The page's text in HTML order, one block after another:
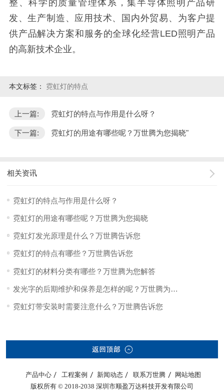
整、科学的质量管理体系，集半导体照明产品研
发、生产制造、应用技术、国内外贸易、为客户提
供产品解决方案和服务的全球化经营LED照明产品
的高新技术企业。
本文标签： 霓虹灯的特点
上一篇: 霓虹灯的特点与作用是什么呀？
下一篇: 霓虹灯的用途有哪些呢？万世腾为您揭晓"
相关资讯
霓虹灯的特点与作用是什么呀？
霓虹灯的用途有哪些呢？万世腾为您揭晓
霓虹灯发光原理是什么？万世腾告诉您
霓虹灯的特点有哪些？万世腾告诉您
霓虹灯的材料分类有哪些？万世腾为您解答
发光字的后期维护和保养是怎样的呢？万世腾为您揭晓
霓虹灯带安装时需要注意什么？万世腾告诉您
产品中心 工程案例 新闻动态 联系万世腾
网站地图
版权所有 © 2018-2038 深圳市顺盈万达科技开发有限公司